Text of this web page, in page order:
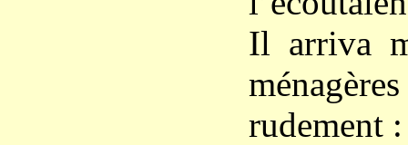
Il arriva
rudement :